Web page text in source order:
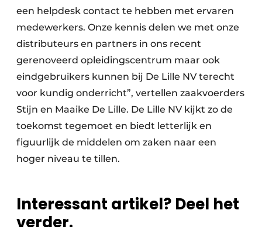
een helpdesk contact te hebben met ervaren
medewerkers. Onze kennis delen we met onze
distributeurs en partners in ons recent
gerenoveerd opleidingscentrum maar ook
eindgebruikers kunnen bij De Lille NV terecht
voor kundig onderricht”, vertellen zaakvoerders
Stijn en Maaike De Lille. De Lille NV kijkt zo de
toekomst tegemoet en biedt letterlijk en
figuurlijk de middelen om zaken naar een
hoger niveau te tillen.
Interessant artikel? Deel het
verder.